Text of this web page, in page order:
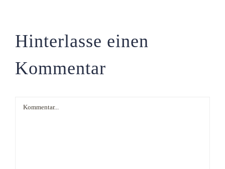
Hinterlasse einen
Kommentar
Kommentar